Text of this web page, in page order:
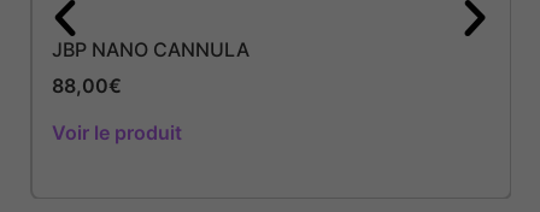
JBP NANO CANNULA
88,00€
Voir le produit